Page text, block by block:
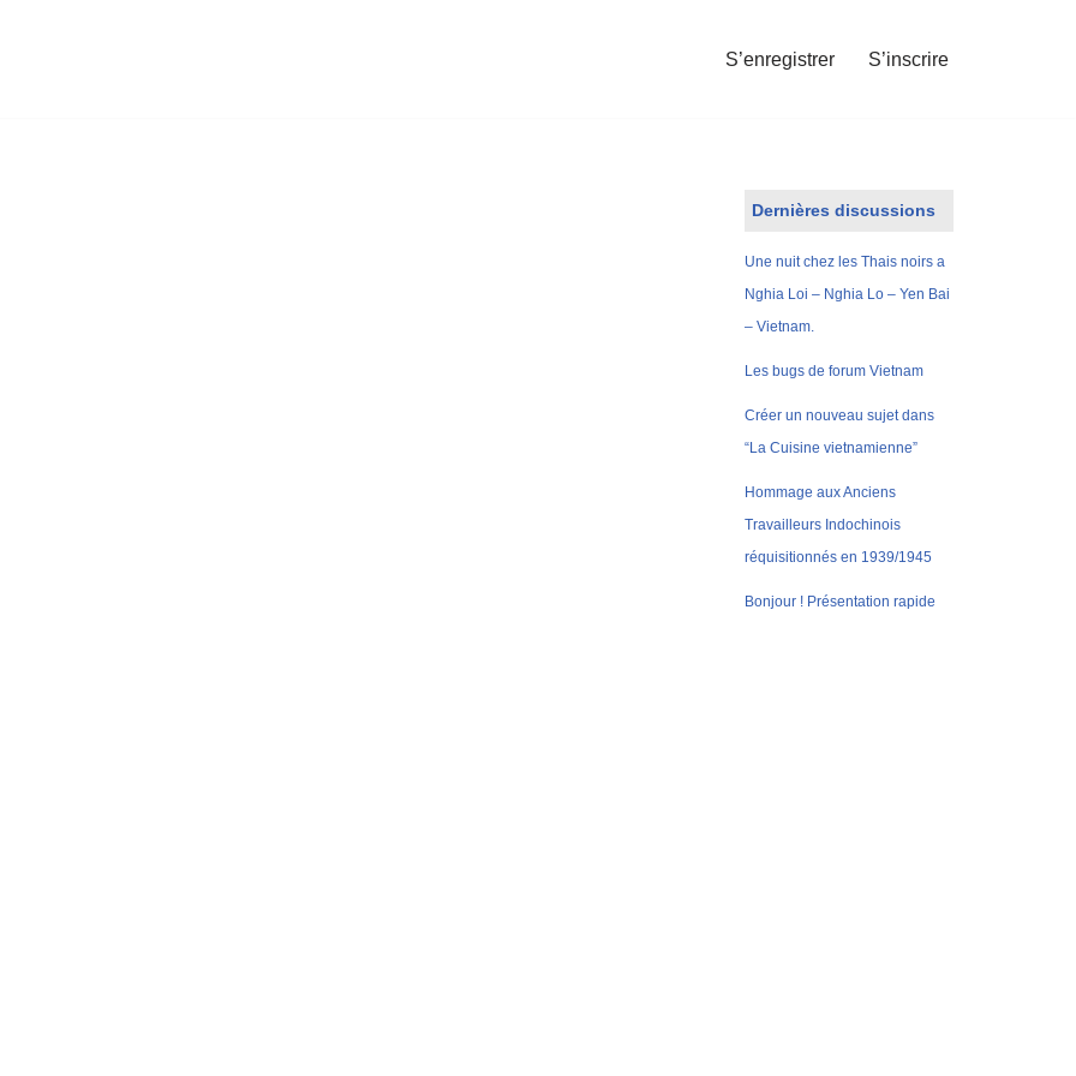
S’enregistrer S’inscrire
Dernières discussions
Une nuit chez les Thais noirs a
Nghia Loi – Nghia Lo – Yen Bai
– Vietnam.
Les bugs de forum Vietnam
Créer un nouveau sujet dans
“La Cuisine vietnamienne”
Hommage aux Anciens
Travailleurs Indochinois
réquisitionnés en 1939/1945
Bonjour ! Présentation rapide